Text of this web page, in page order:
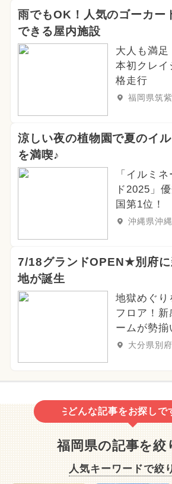
雨でもOK！人気のゴーカー
できる屋内施設
大人も満足
本初クレイ
格走行
福岡県筑
涼しい夜の植物園で夏のイ
を満喫♪
「イルミ
ド2025」
国第1位！
沖縄県沖
7/18グランドOPEN★別府に
地が誕生
地獄めぐり
フロア！
ームが勢揃
大分県別
どんな記事をお探しで
福岡県の記事を絞
人気キーワードで絞